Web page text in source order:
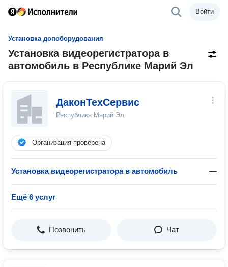
Войти
Установка допоборудования
Установка видеорегистратора в
автомобиль в Республике Марий Эл
ДаконТехСервис
Республика Марий Эл
Организация проверена
Установка видеорегистратора в автомобиль —
Ещё 6 услуг
Позвонить Чат